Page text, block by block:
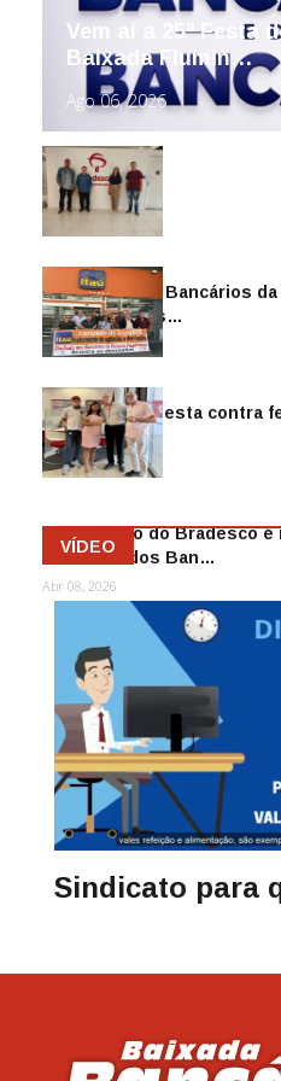
Vem aí a 25ª Festa
Baixada Flumin…
Ago 06, 2026
Sindicato dos Bancários
reintegra mais…
Jul 14, 2026
Sindicato protesta contra
as demiss…
Mai 13, 2026
Funcionário do Bradesco
Sindicato dos Ban…
Abr 08, 2026
VÍDEO
Sindicato para